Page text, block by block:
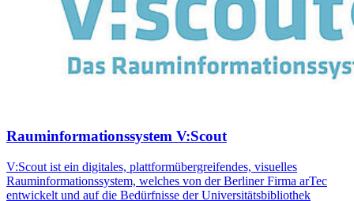
Rauminformationssystem V:Scout
V:Scout ist ein digitales, plattformübergreifendes, visuelles
Rauminformationssystem, welches von der Berliner Firma arTec
entwickelt und auf die Bedürfnisse der Universitätsbibliothek